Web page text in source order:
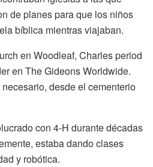
de planes para que los niños
bíblica mientras viajaban.
en Woodleaf, Charles period
en The Gideons Worldwide.
desde el cementerio
con 4-H durante décadas
estaba dando clases
y robótica.